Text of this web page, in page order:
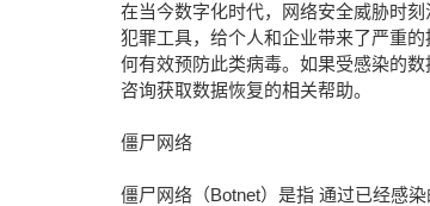
在当今数字化时代，网络安全威胁时
犯罪工具，给个人和企业带来了严重
何有效预防此类病毒。如果受感染的
咨询获取数据恢复的相关帮助。
僵尸网络
僵尸网络（Botnet）是指 通过已经感